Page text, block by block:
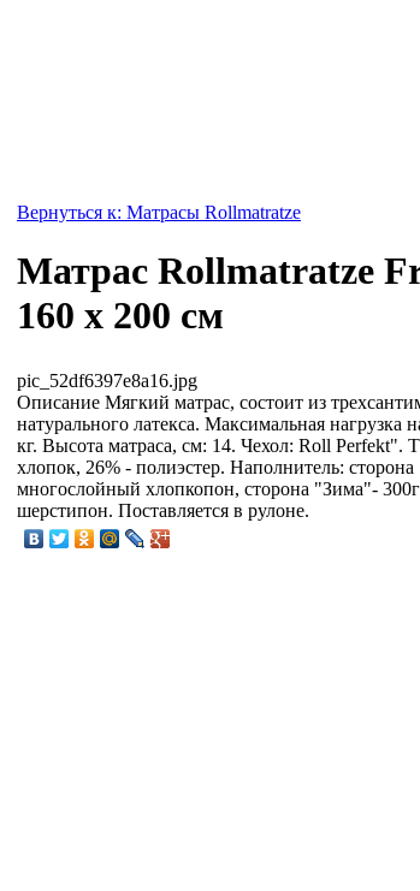
Вернуться к: Матрасы Rollmatratze
Матрас Rollmatratze
160 x 200 см
pic_52df6397e8a16.jpg
Описание Мягкий матрас, состоит из
натурального латекса. Максимальная нагрузка
кг. Высота матраса, см: 14. Чехол: Roll Perfekt".
хлопок, 26% - полиэстер. Наполнитель:
многослойный хлопкопон, сторона "Зима"-
шерстипон. Поставляется в рулоне.